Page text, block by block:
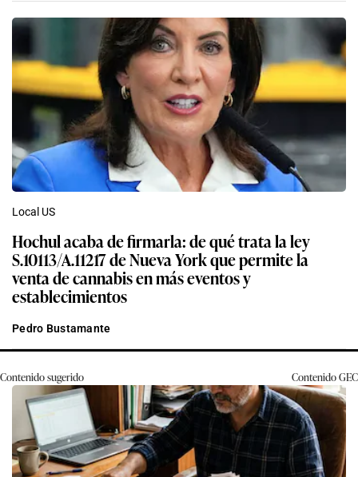
Local US
Hochul acaba de firmarla: de qué trata la ley
S.10113/A.11217 de Nueva York que permite la
venta de cannabis en más eventos y
establecimientos
Pedro Bustamante
Contenido sugerido ContenidoGEC